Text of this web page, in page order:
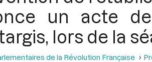
un acte
lors de la
de la Révolution Française